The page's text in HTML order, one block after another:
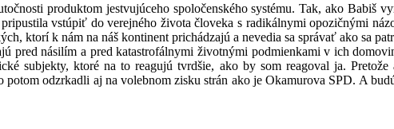
produktom jestvujúceho spoločenského systému. Tak, ako Babiš
vstúpiť do verejného života človeka s radikálnymi opozičnými
ktorí k nám na náš kontinent prichádzajú a nevedia sa správať ako sa
pred násilím a pred katastrofálnymi životnými podmienkami v ich
subjekty, ktoré na to reagujú tvrdšie, ako by som reagoval ja.
odzrkadli aj na volebnom zisku strán ako je Okamurova SPD. A